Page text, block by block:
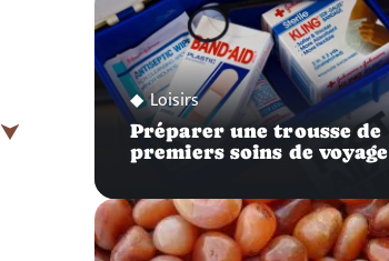
Loisirs
Préparer une trousse de
premiers soins de voyage